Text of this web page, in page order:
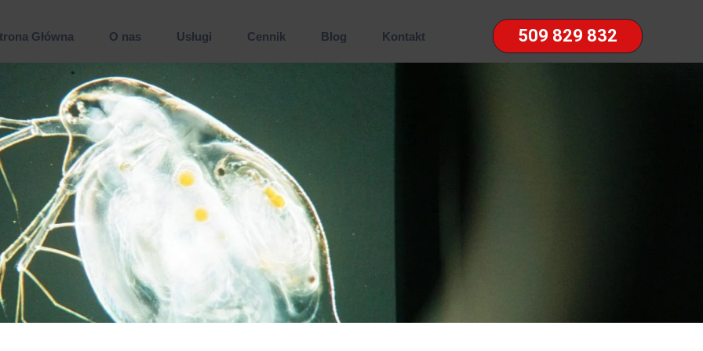
509 829 832
Główna O nas Usługi
Deratyzacja
Wymrażanie pluskiew
Wymrażanie karaluchów
Zwalczanie pluskiew Warszawa
Zwalczanie komarów
Zwalczanie kleszczy
Cennik Blog Kontakt